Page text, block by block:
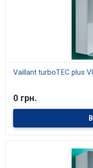
Vaillant turboTEC plus
Модели мощностью 20, 25,
Отопление и
горелка, диапазон
управление температурой
0 грн.